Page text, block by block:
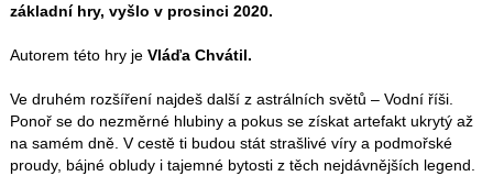
základní hry, vyšlo v prosinci 2020.
Autorem této hry jeVláďa Chvátil.
Ve druhém rozšíření najdeš další z astrálních světů – Vodní říši.
Ponoř se do nezměrné hlubiny a pokus se získat artefakt ukrytý až
na samém dně. V cestě ti budou stát strašlivé víry a podmořské
proudy, bájné obludy i tajemné bytosti z těch nejdávnějších legend.